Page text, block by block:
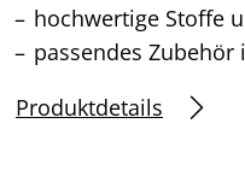
hochwertige Stoffe
passendes Zubehör
Produktdetails